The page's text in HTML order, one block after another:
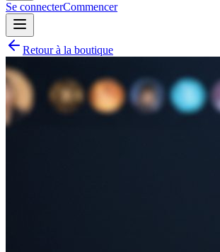
Se connecterCommencer
Retour à la boutique